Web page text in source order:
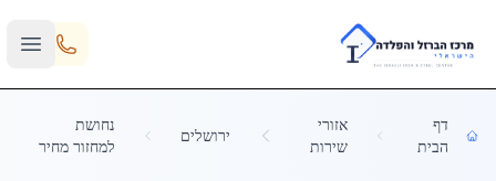
Skip to main content
דף
הבית
אזורי
שירות
ירושלים
נחושת
למחזור מחיר